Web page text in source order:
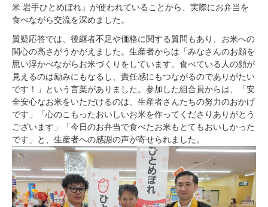
米 岩手ひとめぼれ」が使われていることから、実際にお弁当を
食べながら交流を深めました。
質疑応答では、後継者不足や価格に関する質問もあり、お米への
関心の高さがうかがえました。生産者からは「みなさんのお顔を
思い浮かべながらお米づくりをしています。食べている人の顔が
見えるのは励みにもなるし、責任感にもつながるのでありがたい
です！」という言葉がありました。参加した組合員からは、「安
全安心なお米をいただけるのは、生産者さんたちの努力のおかげ
です」「心のこもったおいしいお米を作ってくださりありがとう
ございます」「今日のお弁当で食べたお米もとてもおいしかった
です」と、生産者への感謝の声が寄せられました。